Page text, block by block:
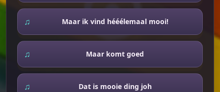
Maar ik vind hééélemaal mooi!
Maar komt goed
Dat is mooie ding joh